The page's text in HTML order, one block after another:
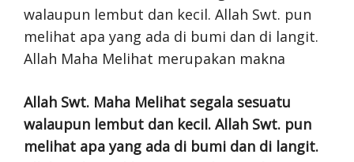
Allah Swt. Maha Melihat segala sesuatu
walaupun lembut dan kecil. Allah Swt. pun
melihat apa yang ada di bumi dan di langit.